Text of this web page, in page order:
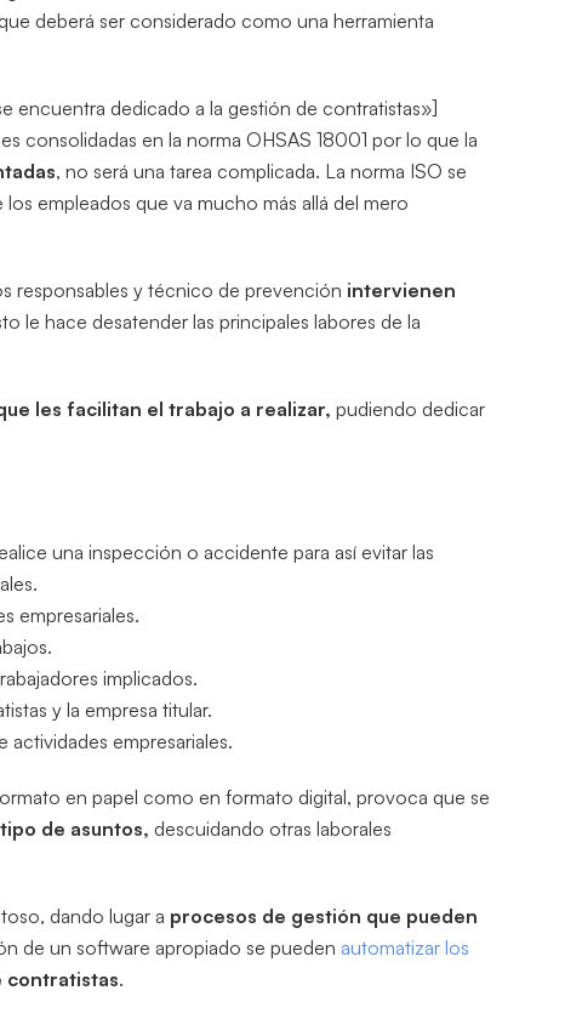
deberá ser considerado como una herramienta
encuentra dedicado a la gestión de contratistas»]
consolidadas en la norma OHSAS 18001 por lo que la
, no será una tarea complicada. La norma ISO se
empleados que va mucho más allá del mero
responsables y técnico de prevención intervienen
le hace desatender las principales labores de la
les facilitan el trabajo a realizar, pudiendo dedicar
una inspección o accidente para así evitar las
empresariales.
implicados.
y la empresa titular.
empresariales.
en papel como en formato digital, provoca que se
de asuntos, descuidando otras laborales
dando lugar a procesos de gestión que pueden
de un software apropiado se pueden automatizar los
contratistas.